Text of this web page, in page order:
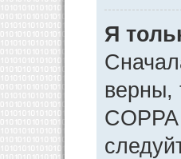
Я
верны,